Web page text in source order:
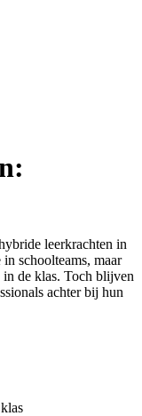
leerkrachten in
schoolteams, maar
in de klas. Toch blijven
achter bij hun